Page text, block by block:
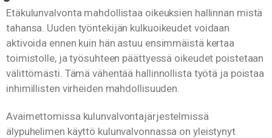
Etäkulunvalvonta mahdollistaa oikeuksien hallinnan mistä
tahansa. Uuden työntekijän kulkuoikeudet voidaan
aktivoida ennen kuin hän astuu ensimmäistä kertaa
toimistolle, ja työsuhteen päättyessä oikeudet poistetaan
välittömästi. Tämä vähentää hallinnollista työtä ja poistaa
inhimillisten virheiden mahdollisuuden.
Avaimettomissa kulunvalvontajärjestelmissä
älypuhelimen käyttö kulunvalvonnassa on yleistynyt